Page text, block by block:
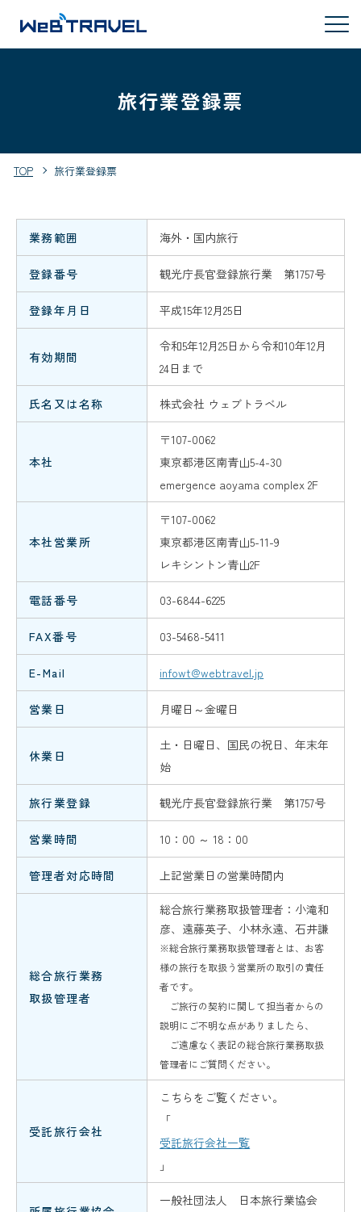
旅行業登録票
TOP 旅行業登録票
業務範囲 海外・国内旅行
登録番号 観光庁長官登録旅行業 第1757号
登録年月日 平成15年12月25日
有効期間
令和5年12月25日から令和10年12月
24日まで
氏名又は名称 株式会社 ウェブトラベル
本社
〒107-0062
東京都港区南青山5-4-30
emergence aoyama complex 2F
本社営業所
〒107-0062
東京都港区南青山5-11-9
レキシントン青山2F
電話番号 03-6844-6225
FAX番号 03-5468-5411
E-Mail infowt@webtravel.jp
営業日 月曜日～金曜日
休業日
土・日曜日、国民の祝日、年末年
始
旅行業登録 観光庁長官登録旅行業 第1757号
営業時間 10：00 ～ 18：00
管理者対応時間 上記営業日の営業時間内
総合旅行業務
取扱管理者
総合旅行業務取扱管理者：小滝和
彦、遠藤英子、小林永遠、石井謙
※総合旅行業務取扱管理者とは、お客
様の旅行を取扱う営業所の取引の責任
者です。
ご旅行の契約に関して担当者からの
説明にご不明な点がありましたら、
ご遠慮なく表記の総合旅行業務取扱
管理者にご質問ください。
受託旅行会社
こちらをご覧ください。
「
受託旅行会社一覧
」
一般社団法人 日本旅行業協会